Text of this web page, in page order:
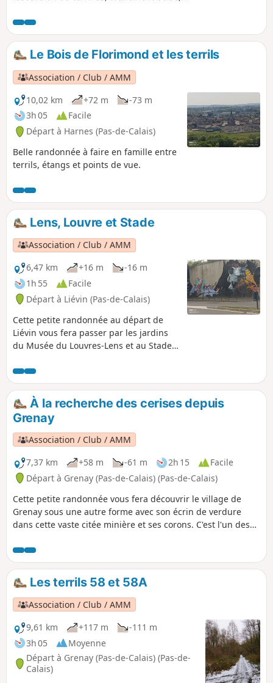
artificielle mystérieuse. Vous prendrez
ensuite la direction du terril 94 (terril
escalier) en passant par les bacs à schlamm
(stockage de restes miniers) et l'étang de
pêche de Harnes. Vous reviendrez par le
chemin longeant le canal de Lens.
Le Bois de Florimond et les terrils
Association / Club / AMM
10,02 km
+72 m
-73 m
3h 05
Facile
Départ à Harnes (Pas-de-Calais)
Belle randonnée à faire en famille entre
terrils, étangs et points de vue.
Lens, Louvre et Stade
Association / Club / AMM
6,47 km
+16 m
-16 m
1h 55
Facile
Départ à Liévin (Pas-de-Calais)
Cette petite randonnée au départ de
Liévin vous fera passer par les jardins
du Musée du Louvres-Lens et au Stade
skate parc avant de passer au jardin
public Jean Perrin sur de bons chemins.
À la recherche des cerises depuis
Grenay
Association / Club / AMM
7,37 km
+58 m -61 m 2h 15
Facile
Départ à Grenay (Pas-de-Calais) (Pas-de-Calais)
Cette petite randonnée vous fera découvrir le village de
Grenay sous une autre forme avec son écrin de verdure
dans cette vaste citée minière et ses corons. C'est l'un des
l'UNESCO.
Les terrils 58 et 58A
Association / Club / AMM
9,61 km
+117 m
-111 m
3h 05
Moyenne
Départ à Grenay (Pas-de-Calais) (Pas-de-
Calais)